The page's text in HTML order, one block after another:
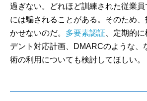
過ぎない。どれほど訓練された従業
には騙されることがある。そのため
かせないのだ。 多要素認証 、定期的
デント対応計画、DMARCのような、
術の利用についても検討してほしい。